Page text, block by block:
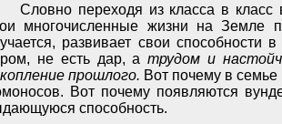
Словно переходя из класса в
многочисленные жизни на Земле
развивает свои
не есть дар, атрудом и
прошлого. Вот почему в
Вот почему появляются
способность.